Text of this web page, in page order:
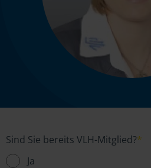
Sind Sie bereits VLH-Mitglied?*
Ja